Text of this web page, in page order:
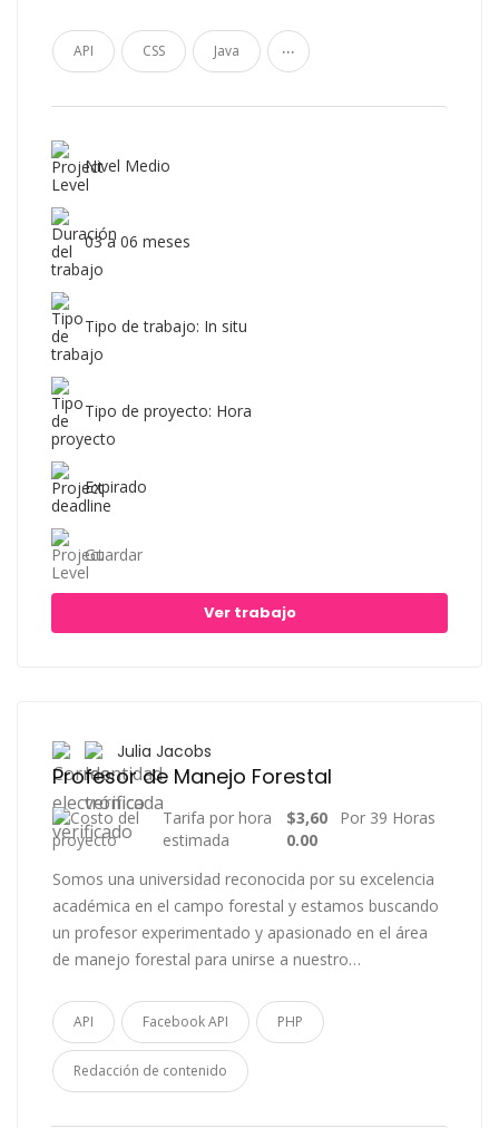
API CSS Java ...
Nivel Medio
03 a 06 meses
Tipo de trabajo: In situ
Tipo de proyecto: Hora
Expirado
Guardar
Ver trabajo
Julia Jacobs
Profesor de Manejo Forestal
Tarifa por hora
estimada
$3,60
0.00
Por 39 Horas
Somos una universidad reconocida por su excelencia
académica en el campo forestal y estamos buscando
un profesor experimentado y apasionado en el área
de manejo forestal para unirse a nuestro…
API Facebook API PHP
Redacción de contenido